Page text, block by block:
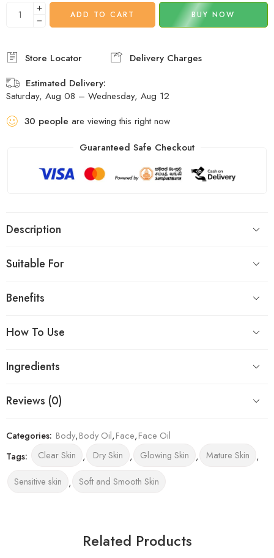
ADD TO CART BUY NOW
Estimated Delivery:
Saturday, Aug 08 – Wednesday, Aug 12
30 people are viewing this right now
Guaranteed Safe Checkout
Description
Suitable For
Benefits
How To Use
Ingredients
Reviews (0)
Categories: Body,Body Oil,Face,Face Oil
Tags:
Clear Skin , Dry Skin , Glowing Skin , Mature Skin
,
Sensitive skin
, Soft and Smooth Skin
Related Products